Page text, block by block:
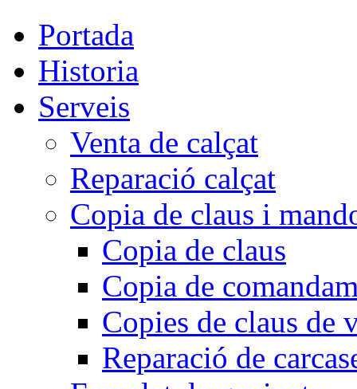
Portada
Historia
Serveis
Venta de calçat
Reparació calçat
Copia de claus i
Copia de claus
Copia de
Copies de claus de
Reparació de